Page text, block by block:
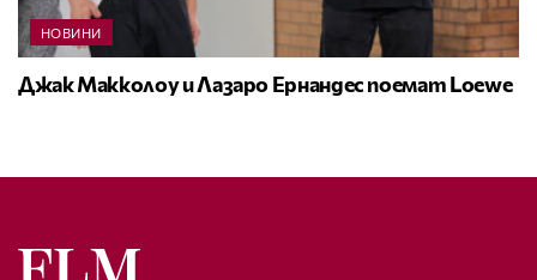
НОВИНИ
Джак Макколоу и Лазаро Ернандес поемат Loewe